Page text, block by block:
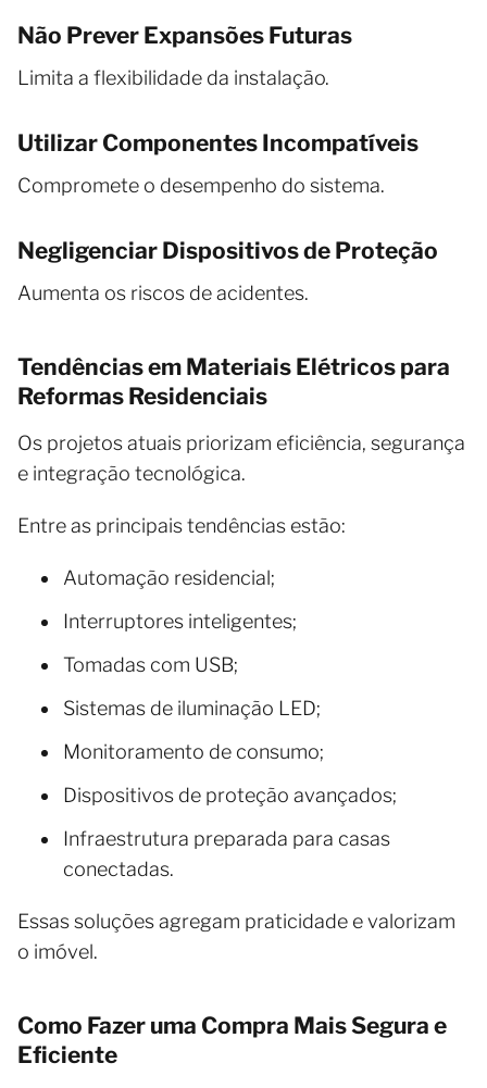
Não Prever Expansões Futuras
Limita a flexibilidade da instalação.
Utilizar Componentes Incompatíveis
Compromete o desempenho do sistema.
Negligenciar Dispositivos de Proteção
Aumenta os riscos de acidentes.
Tendências em Materiais Elétricos para
Reformas Residenciais
Os projetos atuais priorizam eficiência, segurança
e integração tecnológica.
Entre as principais tendências estão:
Automação residencial;
Interruptores inteligentes;
Tomadas com USB;
Sistemas de iluminação LED;
Monitoramento de consumo;
Dispositivos de proteção avançados;
Infraestrutura preparada para casas
conectadas.
Essas soluções agregam praticidade e valorizam
o imóvel.
Como Fazer uma Compra Mais Segura e
Eficiente